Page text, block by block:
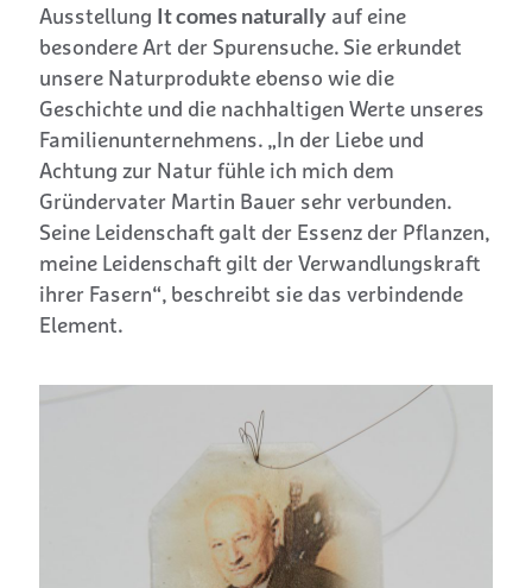
Ausstellung It comes naturally auf eine
besondere Art der Spurensuche. Sie erkundet
unsere Naturprodukte ebenso wie die
Geschichte und die nachhaltigen Werte unseres
Familienunternehmens. „In der Liebe und
Achtung zur Natur fühle ich mich dem
Gründervater Martin Bauer sehr verbunden.
Seine Leidenschaft galt der Essenz der Pflanzen,
meine Leidenschaft gilt der Verwandlungskraft
ihrer Fasern“, beschreibt sie das verbindende
Element.